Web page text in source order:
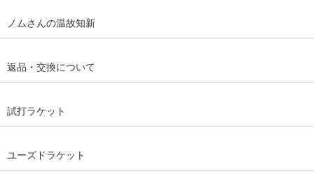
ノムさんの温故知新
返品・交換について
試打ラケット
ユーズドラケット